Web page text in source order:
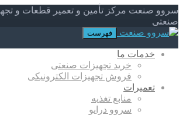
سروو صنعت مرکز تأمین و تعمیر قطعات و
صنعتی
فهرست
خدمات ما
خرید تجهیزات صنعتی
فروش تجهیزات الکترونیکی
تعمیرات
منابع تغذیه
سروو درایو